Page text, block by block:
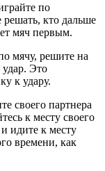
по
решать, кто дальше
мяч первым.
мячу, решите на
удар. Это
к удару.
своего партнера
к месту своего
идите к месту
времени, как